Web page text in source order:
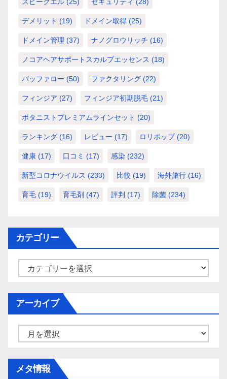
デメリット (19) ドメイン取得 (25)
ドメイン管理 (37) ナノグロウリッチ (16)
ノコアヘアサポートスカルプエッセンス (18)
バッファロー (50) ファクタリング (22)
フィンジア (27) フィンジア初期脱毛 (21)
ボタニストプレミアムラインセット (20)
ランキング (16) レビュー (17) ロリポップ(20)
健康 (17) 口コミ (17) 感染 (232)
新型コロナウイルス (233) 比較 (19) 海外旅行 (16)
育毛 (19) 育毛剤 (47) 評判 (17) 除菌 (234)
カテゴリー
ー
アーカイブ
メタ情報